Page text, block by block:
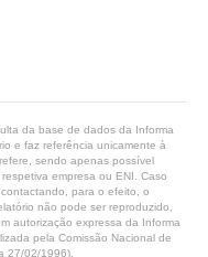
da base de dados da Informa
e faz referência unicamente à
sendo apenas possível
empresa ou ENI. Caso
para o efeito, o
não pode ser reproduzido,
autorização expressa da Informa
pela Comissão Nacional de
27/02/1996).